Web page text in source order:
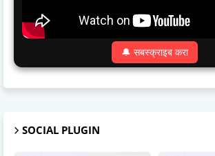
🔔 सबस्क्राइब करा
SOCIAL PLUGIN